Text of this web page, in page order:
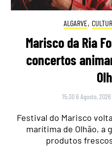
ALGARVE,
Marisco da Ria
concertos
15:30 6 Agosto, 2026
Festival do Marisco
marítima de Olhão, a
produtos